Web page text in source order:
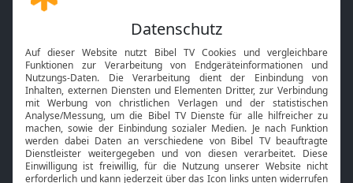
Gott und Bibel erklärt
Neuigkeiten
Mobile App
Smart TV
HbbTV
Bibelthek Online-Bibel
Nächster Gottesdienst
Bibel TV Service